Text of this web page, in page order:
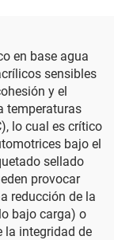
en base agua
sensibles
y el
temperaturas
lo cual es crítico
bajo el
sellado
provocar
reducción de la
bajo carga) o
la integridad de